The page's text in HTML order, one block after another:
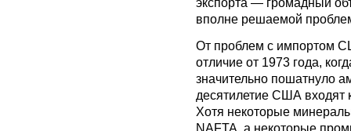
вполне решаемой
От проблем с импортом
отличие от 1973 года,
значительно пошатнуло
десятилетие США входят
Хотя некоторые
NAFTA, а некоторые